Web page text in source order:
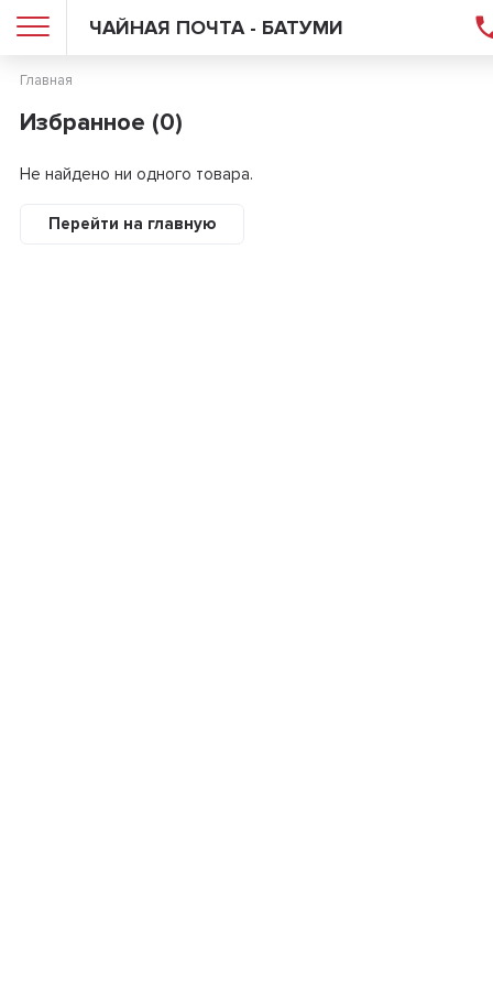
ЧАЙНАЯ ПОЧТА - БАТУМИ
Главная
Избранное (0)
Не найдено ни одного товара.
Перейти на главную